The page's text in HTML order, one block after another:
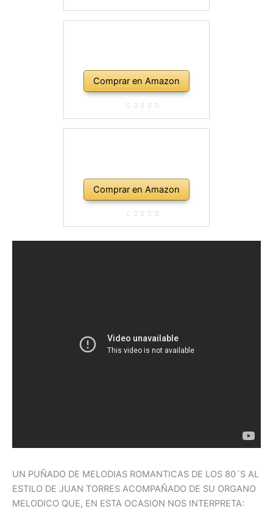
Comprar en Amazon
Comprar en Amazon
UN PUÑADO DE MELODIAS ROMANTICAS DE LOS 80´S AL
ESTILO DE JUAN TORRES ACOMPAÑADO DE SU ORGANO
MELODICO QUE, EN ESTA OCASION NOS INTERPRETA: